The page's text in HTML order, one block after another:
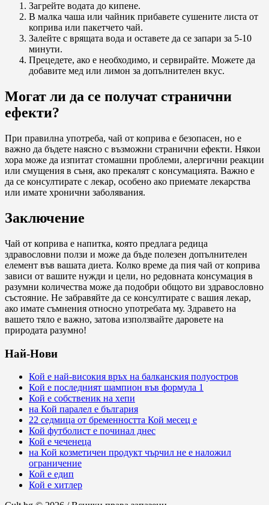
Загрейте водата до кипене.
В малка чаша или чайник прибавете сушените листа от
коприва или пакетчето чай.
Залейте с врящата вода и оставете да се запари за 5-10
минути.
Прецедете, ако е необходимо, и сервирайте. Можете да
добавите мед или лимон за допълнителен вкус.
Могат ли да се получат странични
ефекти?
При правилна употреба, чай от коприва е безопасен, но е
важно да бъдете наясно с възможни странични ефекти. Някои
хора може да изпитат стомашни проблеми, алергични реакции
или смущения в съня, ако прекалят с консумацията. Важно е
да се консултирате с лекар, особено ако приемате лекарства
или имате хронични заболявания.
Заключение
Чай от коприва е напитка, която предлага редица
здравословни ползи и може да бъде полезен допълнителен
елемент във вашата диета. Колко време да пия чай от коприва
зависи от вашите нужди и цели, но редовната консумация в
разумни количества може да подобри общото ви здравословно
състояние. Не забравяйте да се консултирате с вашия лекар,
ако имате съмнения относно употребата му. Здравето на
вашето тяло е важно, затова използвайте даровете на
природата разумно!
Най-Нови
Кой е най-високия връх на балканския полуостров
Кой е последният шампион във формула 1
Кой е собственик на хепи
на Кой паралел е българия
22 седмица от бременността Кой месец е
Кой футболист е починал днес
Кой е чеченеца
на Кой козметичен продукт чърчил не е наложил
ограничение
Кой е едип
Кой е хитлер